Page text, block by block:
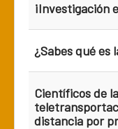
AEXA USA
¡Investigación
¿Sabes qué es
Científicos de
distancia por